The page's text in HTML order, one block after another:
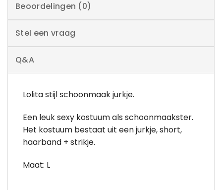
Beoordelingen (0)
Stel een vraag
Q&A
Lolita stijl schoonmaak jurkje.
Een leuk sexy kostuum als schoonmaakster.
Het kostuum bestaat uit een jurkje, short,
haarband + strikje.
Maat: L